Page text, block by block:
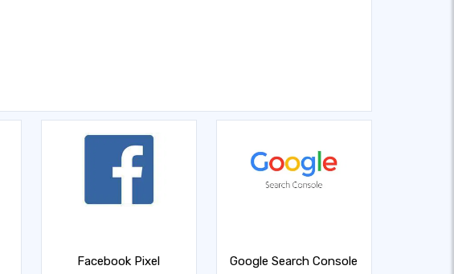
Facebook Pixel Google Search Console